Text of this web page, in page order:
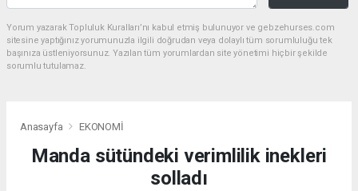
Yorum yazarak Topluluk Kuralları’nı kabul etmiş bulunuyor ve gebzehurses.com
sitesine yaptığınız yorumunuzla ilgili doğrudan veya dolaylı tüm sorumluluğu tek
başınıza üstleniyorsunuz. Yazılan tüm yorumlardan site yönetimi hiçbir şekilde
sorumlu tutulamaz.
Anasayfa EKONOMİ
Manda sütündeki verimlilik inekleri
solladı